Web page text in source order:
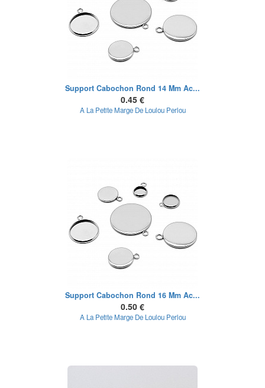
Support Cabochon Rond 14 Mm Ac...
0.45 €
A La Petite Marge De Loulou Perlou
Support Cabochon Rond 16 Mm Ac...
0.50 €
A La Petite Marge De Loulou Perlou